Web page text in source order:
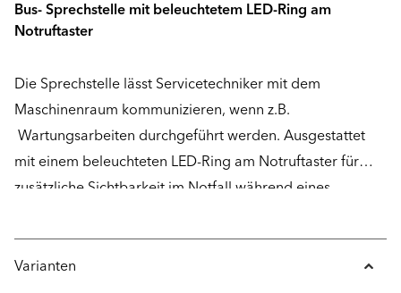
Bus- Sprechstelle mit beleuchtetem LED-Ring am
Notruftaster
Die Sprechstelle lässt Servicetechniker mit dem
Maschinenraum kommunizieren, wenn z.B.
Wartungsarbeiten durchgeführt werden. Ausgestattet
mit einem beleuchteten LED-Ring am Notruftaster für
zusätzliche Sichtbarkeit im Notfall während eines
in der Schachtgrube montiert werden.
Varianten